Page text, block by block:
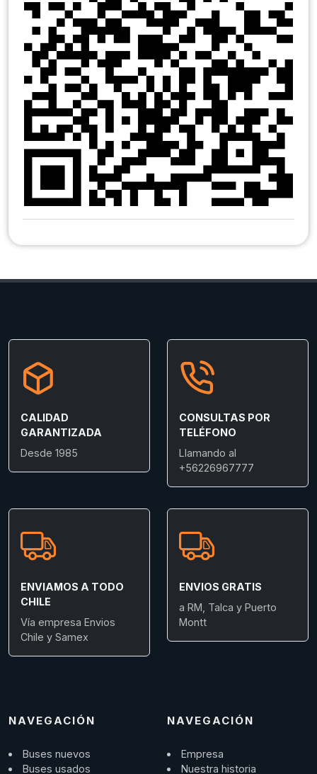
CALIDAD
GARANTIZADA
Desde 1985
CONSULTAS POR
TELÉFONO
Llamando al
+56226967777
ENVIAMOS A TODO
CHILE
Vía empresa Envios
Chile y Samex
ENVIOS GRATIS
a RM, Talca y Puerto
Montt
NAVEGACIÓN
Buses nuevos
Buses usados
NAVEGACIÓN
Empresa
Nuestra historia